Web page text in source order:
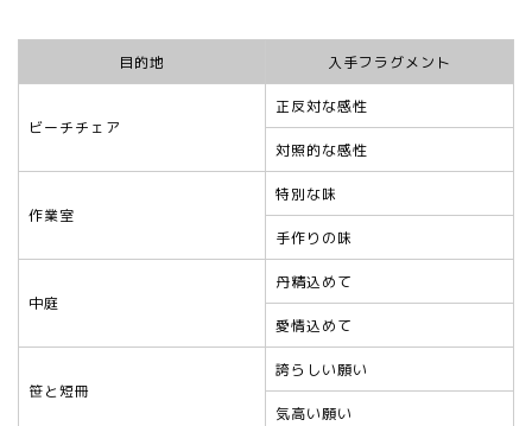
目的地 入手フラグメント
ビーチチェア
正反対な感性
対照的な感性
作業室
特別な味
手作りの味
中庭
丹精込めて
愛情込めて
笹と短冊
誇らしい願い
気高い願い